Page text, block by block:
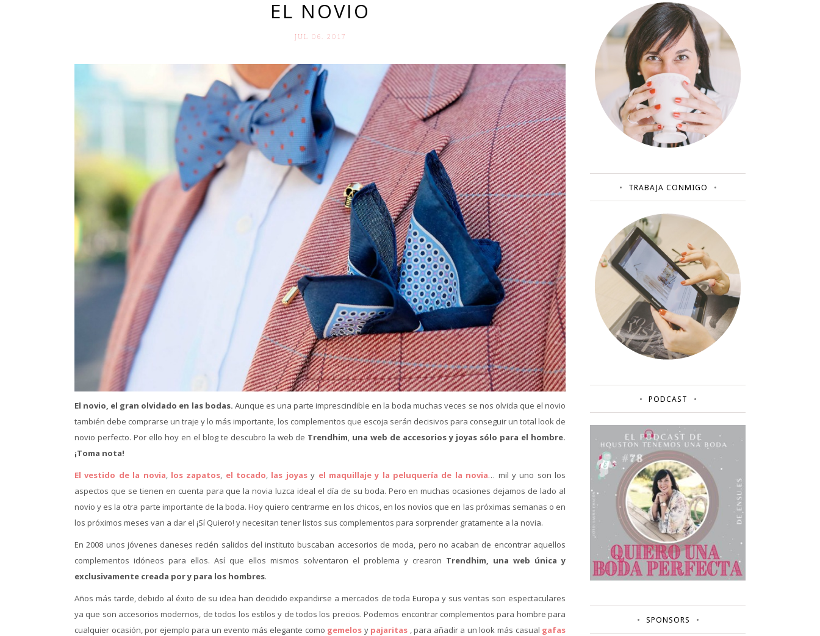
EL NOVIO
JUL 06. 2017
El novio, el gran olvidado en las bodas. Aunque es una parte imprescindible en la boda muchas veces se nos olvida que el novio
también debe comprarse un traje y lo más importante, los complementos que escoja serán decisivos para conseguir un total look de
novio perfecto. Por ello hoy en el blog te descubro la web de Trendhim, una web de accesorios y joyas sólo para el hombre.
¡Toma nota!
El vestido de la novia, los zapatos, el tocado, las joyasy el maquillaje y la peluquería de la novia… mil y uno son los
aspectos que se tienen en cuenta para que la novia luzca ideal el día de su boda. Pero en muchas ocasiones dejamos de lado al
novio y es la otra parte importante de la boda. Hoy quiero centrarme en los chicos, en los novios que en las próximas semanas o en
los próximos meses van a dar el ¡Sí Quiero! y necesitan tener listos sus complementos para sorprender gratamente a la novia.
En 2008 unos jóvenes daneses recién salidos del instituto buscaban accesorios de moda, pero no acaban de encontrar aquellos
complementos idóneos para ellos. Así que ellos mismos solventaron el problema y crearon Trendhim, una web única y
exclusivamente creada por y para los hombres.
Años más tarde, debido al éxito de su idea han decidido expandirse a mercados de toda Europa y sus ventas son espectaculares
ya que son accesorios modernos, de todos los estilos y de todos los precios. Podemos encontrar complementos para hombre para
cualquier ocasión, por ejemplo para un evento más elegante como gemelos y pajaritas , para añadir a un look más casual gafas
TRABAJA CONMIGO
PODCAST
SPONSORS